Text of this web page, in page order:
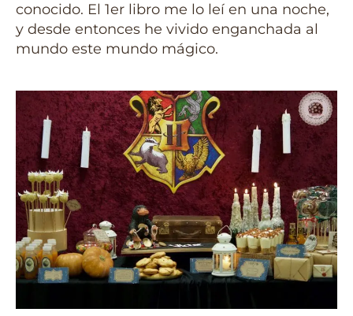
conocido. El 1er libro me lo leí en una noche,
y desde entonces he vivido enganchada al
mundo este mundo mágico.